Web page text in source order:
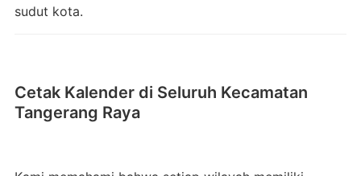
sudut kota.
Cetak Kalender di Seluruh Kecamatan
Tangerang Raya